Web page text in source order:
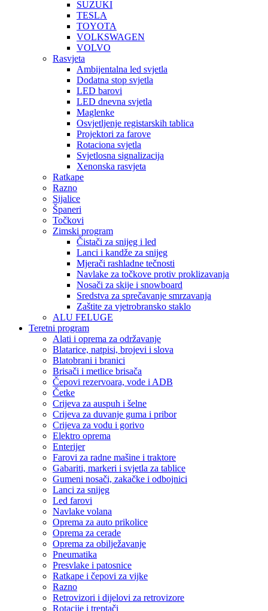
SUZUKI
TESLA
TOYOTA
VOLKSWAGEN
VOLVO
Rasvjeta
Ambijentalna led svjetla
Dodatna stop svjetla
LED barovi
LED dnevna svjetla
Maglenke
Osvjetljenje registarskih tablica
Projektori za farove
Rotaciona svjetla
Svjetlosna signalizacija
Xenonska rasvjeta
Ratkape
Razno
Sijalice
Španeri
Točkovi
Zimski program
Čistači za snijeg i led
Lanci i kandže za snijeg
Mjerači rashladne tečnosti
Navlake za točkove protiv proklizavanja
Nosači za skije i snowboard
Sredstva za sprečavanje smrzavanja
Zaštite za vjetrobransko staklo
ALU FELUGE
Teretni program
Alati i oprema za održavanje
Blatarice, natpisi, brojevi i slova
Blatobrani i branici
Brisači i metlice brisača
Čepovi rezervoara, vode i ADB
Četke
Crijeva za auspuh i šelne
Crijeva za duvanje guma i pribor
Crijeva za vodu i gorivo
Elektro oprema
Enterijer
Farovi za radne mašine i traktore
Gabariti, markeri i svjetla za tablice
Gumeni nosači, zakačke i odbojnici
Lanci za snijeg
Led farovi
Navlake volana
Oprema za auto prikolice
Oprema za cerade
Oprema za obilježavanje
Pneumatika
Presvlake i patosnice
Ratkape i čepovi za vijke
Razno
Retrovizori i dijelovi za retrovizore
Rotacije i treptači